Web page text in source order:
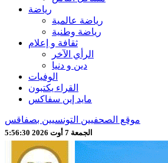
رياضة
رياضة عالمية
رياضة وطنية
ثقافة و إعلام
الرأي الآخر
دين و دنيا
الوفيات
القراء يكتبون
مايد إين سفاكس
موقع الصحفيين التونسيين بصفاقس
الجمعة 7 أوت 2026 5:56:33